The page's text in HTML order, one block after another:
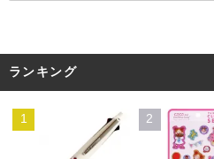
ランキング
1 2